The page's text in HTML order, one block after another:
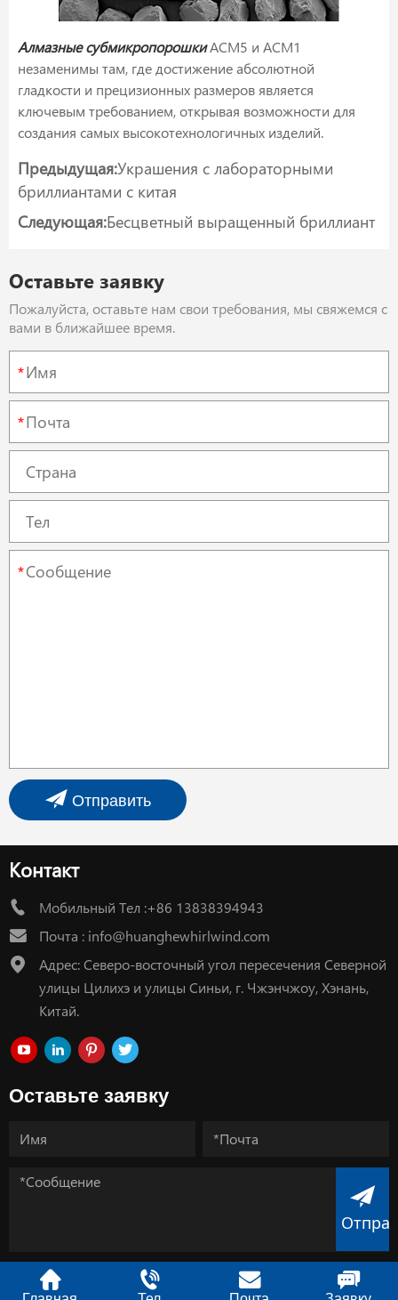
Алмазные субмикропорошкиACM5 и ACM1
незаменимы там, где достижение абсолютной
гладкости и прецизионных размеров является
ключевым требованием, открывая возможности для
создания самых высокотехнологичных изделий.
Предыдущая:Украшения с лабораторными
бриллиантами с китая
Следующая:Бесцветный выращенный бриллиант
Оставьте заявку
Пожалуйста, оставьте нам свои требования, мы свяжемся с
вами в ближайшее время.
*
*
*
Отправить
Контакт
Мобильный Тел :+86 13838394943
Почта : info@huanghewhirlwind.com
Адрес: Северо-восточный угол пересечения Северной
улицы Цилихэ и улицы Синьи, г. Чжэнчжоу, Хэнань,
Китай.
Оставьте заявку